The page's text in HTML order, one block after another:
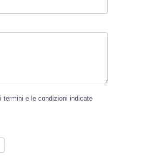
i termini e le condizioni indicate